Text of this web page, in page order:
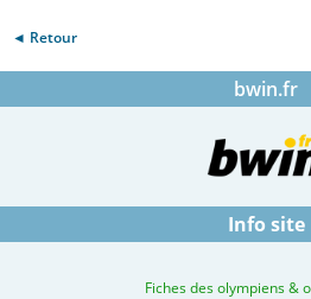
◄ Retour
bwin.fr
Info site
Fiches des olympiens &